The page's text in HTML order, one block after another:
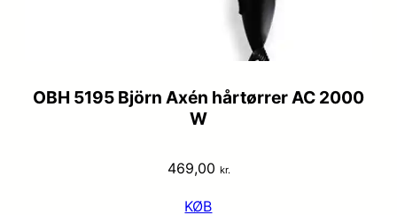
OBH 5195 Björn Axén hårtørrer AC 2000
W
469,00 kr.
KØB